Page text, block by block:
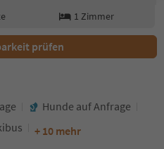
1 Zimmer
prüfen
Hunde auf Anfrage
+ 10 mehr